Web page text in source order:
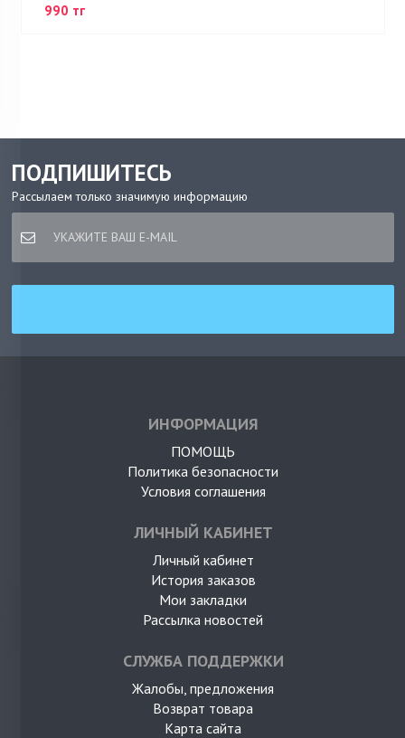
990 тг
ПОДПИШИТЕСЬ
Рассылаем только значимую информацию
ИНФОРМАЦИЯ
ПОМОЩЬ
Политика безопасности
Условия соглашения
ЛИЧНЫЙ КАБИНЕТ
Личный кабинет
История заказов
Мои закладки
Рассылка новостей
СЛУЖБА ПОДДЕРЖКИ
Жалобы, предложения
Возврат товара
Карта сайта